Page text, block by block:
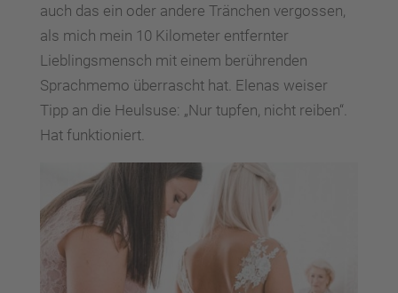
auch das ein oder andere Tränchen vergossen,
als mich mein 10 Kilometer entfernter
Lieblingsmensch mit einem berührenden
Sprachmemo überrascht hat. Elenas weiser
Tipp an die Heulsuse: „Nur tupfen, nicht reiben“.
Hat funktioniert.